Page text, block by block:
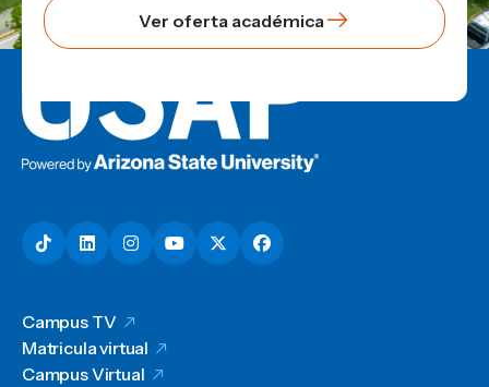
Ver oferta académica
Campus TV
Matricula virtual
Campus Virtual